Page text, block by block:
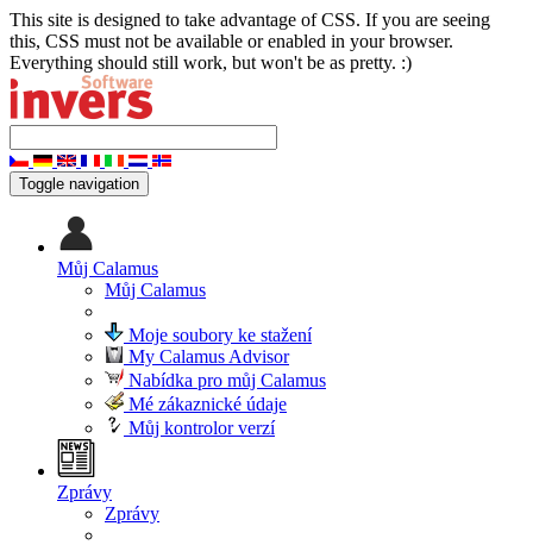
This site is designed to take advantage of CSS. If you are seeing
this, CSS must not be available or enabled in your browser.
Everything should still work, but won't be as pretty. :)
Toggle navigation
Můj Calamus
Můj Calamus
Moje soubory ke stažení
My Calamus Advisor
Nabídka pro můj Calamus
Mé zákaznické údaje
Můj kontrolor verzí
Zprávy
Zprávy